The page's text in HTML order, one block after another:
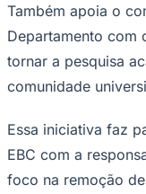
Copa América
Champions
Premier League
La Liga
Bundesliga
Mundial 2026
Times - Ir direto
Também apoia o
Departamento com
tornar a pesquisa
comunidade
Essa iniciativa faz
EBC com a
foco na remoção